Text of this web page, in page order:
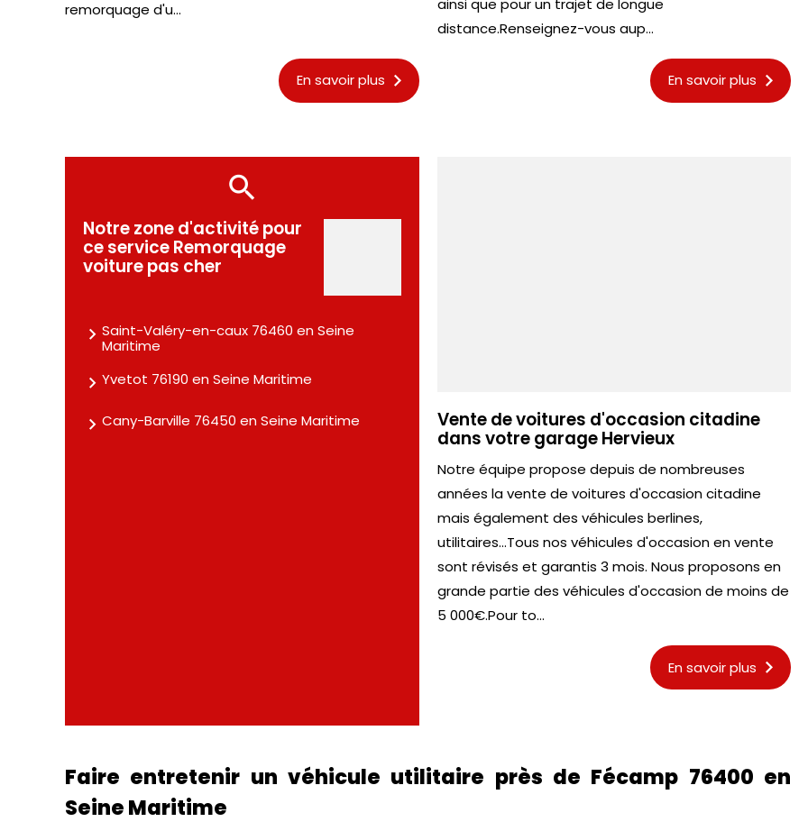
remorquage d'u...
En savoir plus
ainsi que pour un trajet de longue
distance.Renseignez-vous aup...
En savoir plus
Notre zone d'activité pour
ce service Remorquage
voiture pas cher
Saint-Valéry-en-caux 76460 en Seine
Maritime
Yvetot 76190 en Seine Maritime
Cany-Barville 76450 en Seine Maritime Vente de voitures d'occasion citadine
dans votre garage Hervieux
Notre équipe propose depuis de nombreuses
années la vente de voitures d'occasion citadine
mais également des véhicules berlines,
utilitaires...Tous nos véhicules d'occasion en vente
sont révisés et garantis 3 mois. Nous proposons en
grande partie des véhicules d'occasion de moins de
5 000€.Pour to...
En savoir plus
Faire entretenir un véhicule utilitaire près de Fécamp 76400 en
Seine Maritime